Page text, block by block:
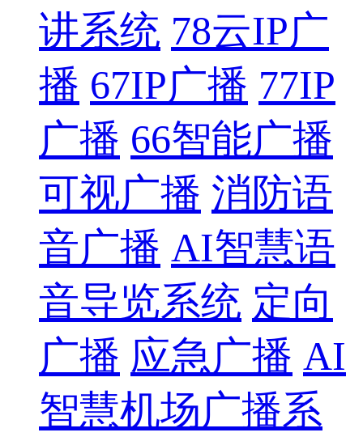
讲系统 78云IP广
播 67IP广播 77IP
广播 66智能广播
可视广播 消防语
音广播 AI智慧语
音导览系统 定向
广播 应急广播 AI
智慧机场广播系